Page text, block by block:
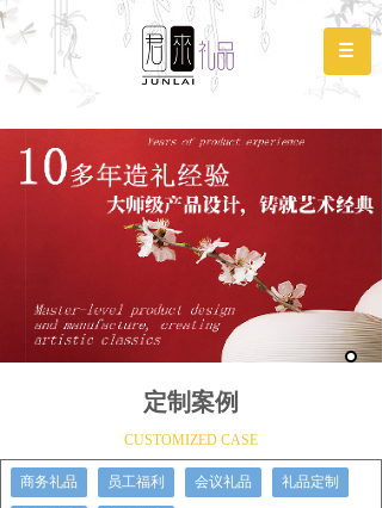
定制案例
CUSTOMIZED CASE
商务礼品 员工福利 会议礼品 礼品定制